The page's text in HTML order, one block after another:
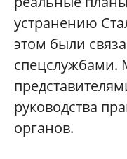
устранению
этом были
спецслужбами.
руководства
органов.